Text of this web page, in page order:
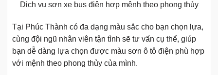
Dịch vụ sơn xe bus điện hợp mệnh theo phong thủy
Tại Phúc Thành có đa dạng màu sắc cho bạn chọn lựa,
cùng đội ngũ nhân viên tận tình sẽ tư vấn cụ thể, giúp
bạn dễ dàng lựa chọn được màu sơn ô tô điện phù hợp
với mệnh theo phong thủy của mình.